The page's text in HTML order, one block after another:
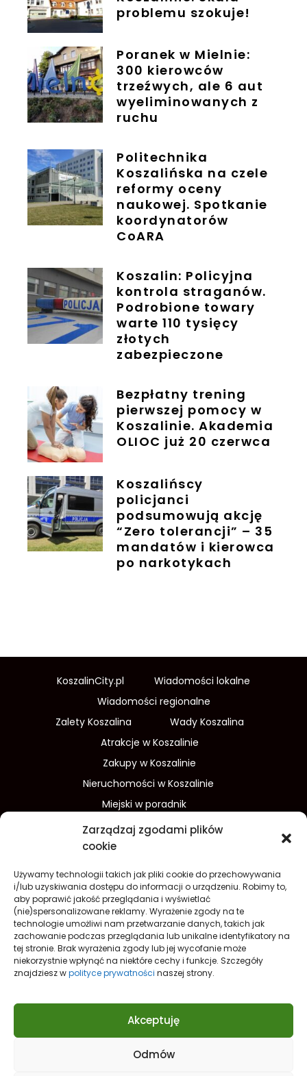
Zarządzaj zgodami plików
cookie
Używamy technologii takich jak pliki cookie do przechowywania
i/lub uzyskiwania dostępu do informacji o urządzeniu. Robimy to,
aby poprawić jakość przeglądania i wyświetlać
(nie)spersonalizowane reklamy. Wyrażenie zgody na te
technologie umożliwi nam przetwarzanie danych, takich jak
zachowanie podczas przeglądania lub unikalne identyfikatory na
tej stronie. Brak wyrażenia zgody lub jej wycofanie może
niekorzystnie wpłynąć na niektóre cechy i funkcje. Szczegóły
znajdziesz wpolityce prywatności naszej strony.
Akceptuję
Odmów
problemu szokuje!
Poranek w Mielnie:
300 kierowców
trzeźwych, ale 6 aut
wyeliminowanych z
ruchu
Politechnika
Koszalińska na czele
reformy oceny
naukowej. Spotkanie
koordynatorów
CoARA
Koszalin: Policyjna
kontrola straganów.
Podrobione towary
warte 110 tysięcy
złotych
zabezpieczone
Bezpłatny trening
pierwszej pomocy w
Koszalinie. Akademia
OLIOC już 20 czerwca
Koszalińscy
policjanci
podsumowują akcję
“Zero tolerancji” – 35
mandatów i kierowca
po narkotykach
KoszalinCity.pl
Wiadomości lokalne
Wiadomości regionalne
Zalety Koszalina
Wady Koszalina
Atrakcje w Koszalinie
Zakupy w Koszalinie
Nieruchomości w Koszalinie
Miejski w poradnik
Wydarzenia w Koszalinie
Sport w Koszalinie
Finanse i inwestycje
Dom i ogród
Turystyka
Lifestyle
O nas
Redakcja
Reklama
Kontakt
Prywatność
Polityka prywatności Cookies (EU)